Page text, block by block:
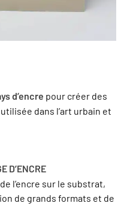
d’encre pour créer des
dans l’art urbain et
D’ENCRE
l’encre sur le substrat,
de grands formats et de